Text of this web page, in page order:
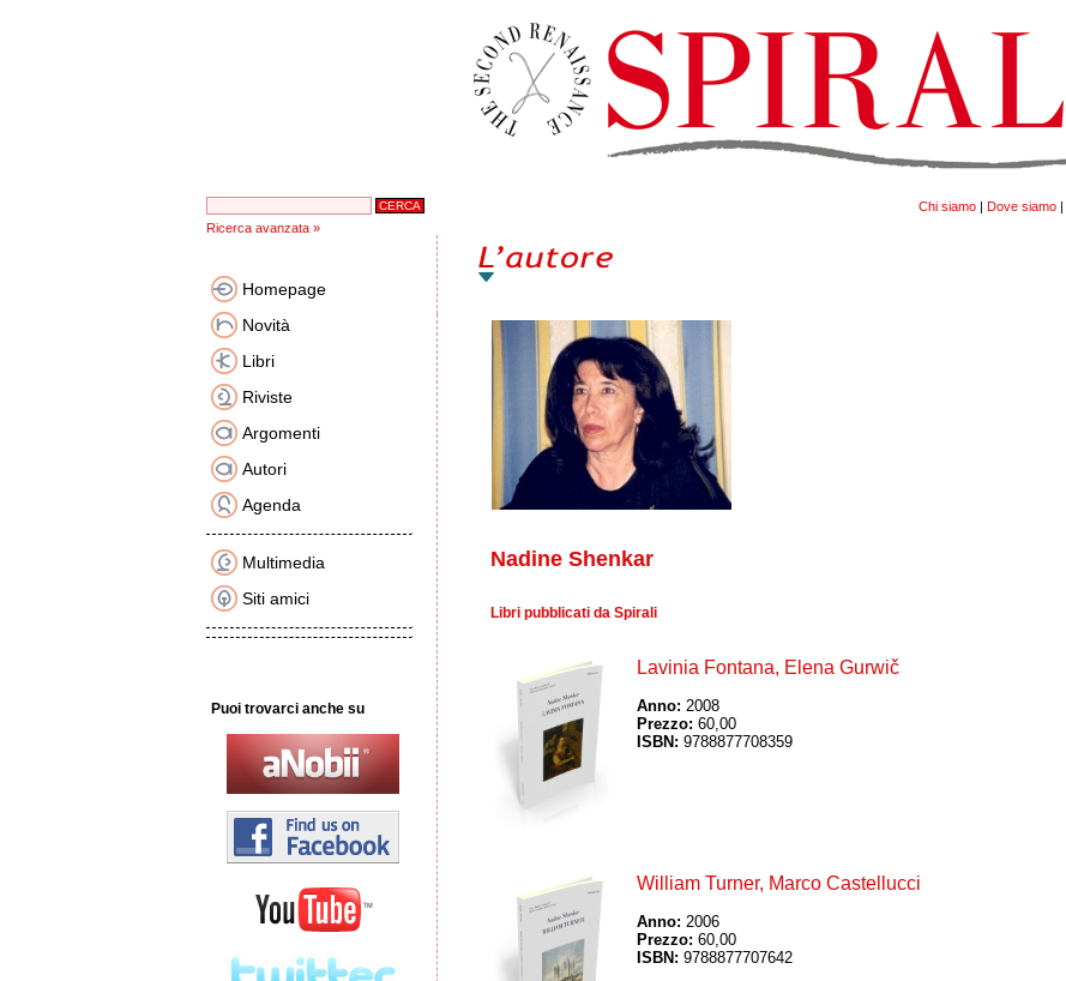
Chi siamo | Dove siamo |
Ricerca avanzata »
Homepage
Novità
Libri
Riviste
Argomenti
Autori
Agenda
Multimedia
Siti amici
Puoi trovarci anche su
Nadine Shenkar
Libri pubblicati da Spirali
Lavinia Fontana, Elena Gurwič
Anno: 2008
Prezzo: 60,00
ISBN: 9788877708359
William Turner, Marco Castellucci
Anno: 2006
Prezzo: 60,00
ISBN: 9788877707642